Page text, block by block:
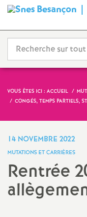
VOUS ÊTES ICI : ACCUEIL
CONGÉS, TEMPS PARTIELS,
14 NOVEMBRE 2022
MUTATIONS ET CARRIÈRES
Rentrée